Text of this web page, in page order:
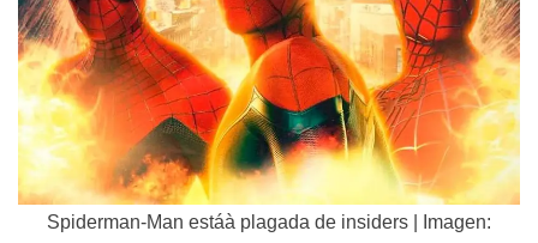
Spiderman-Man estáà plagada de insiders | Imagen: